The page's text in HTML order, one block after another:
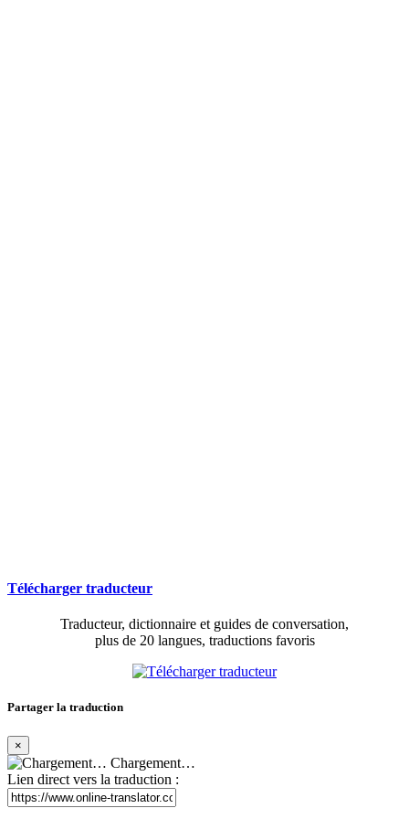
Télécharger traducteur
Traducteur, dictionnaire et guides de conversation,
plus de 20 langues, traductions favoris
Partager la traduction
×
Chargement…
Lien direct vers la traduction :